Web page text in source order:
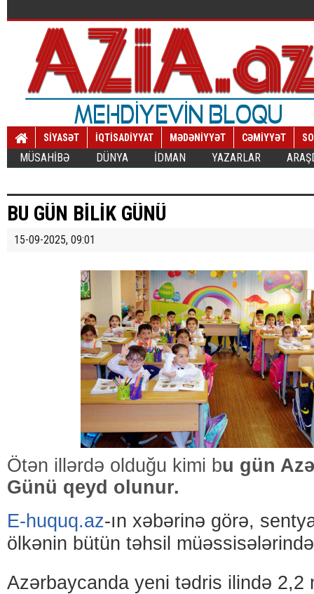
SİYASƏT İQTİSADİYYAT MƏDƏNİYYƏT CƏMİYYƏT
MÜSAHİBƏ DÜNYA İDMAN YAZARLAR
BU GÜN BİLİK GÜNÜ
15-09-2025, 09:01
Ötən illərdə olduğu kimi bu gün
Günü qeyd olunur.
E-huquq.az-ın xəbərinə görə,
ölkənin bütün təhsil
Azərbaycanda yeni tədris ilində 2,2